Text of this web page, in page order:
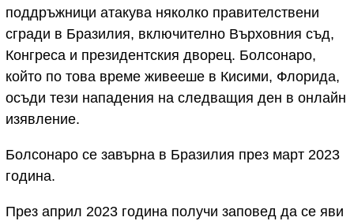
поддръжници атакува няколко правителствени
сгради в Бразилия, включително Върховния съд,
Конгреса и президентския дворец. Болсонаро,
който по това време живееше в Кисими, Флорида,
осъди тези нападения на следващия ден в онлайн
изявление.
Болсонаро се завърна в Бразилия през март 2023
година.
През април 2023 година получи заповед да се яви